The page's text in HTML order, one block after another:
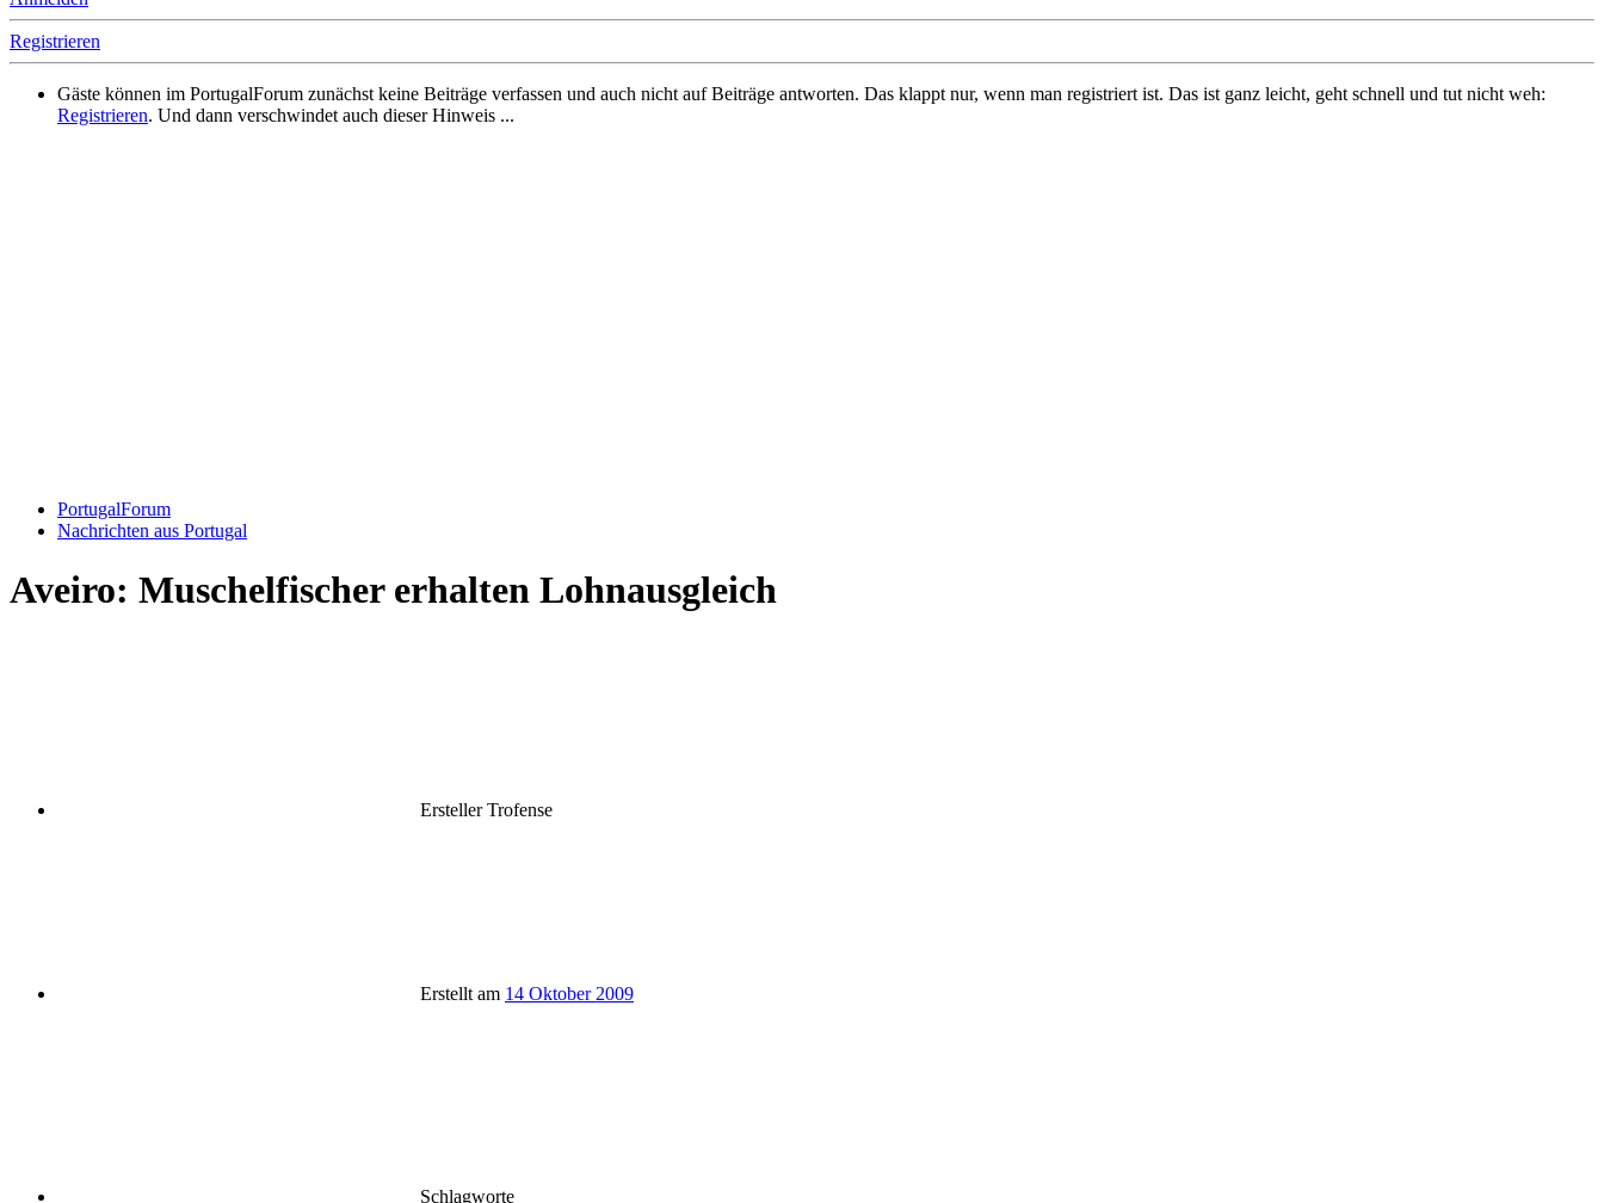
Registrieren
Gäste können im PortugalForum zunächst keine Beiträge verfassen und auch nicht auf Beiträge antworten. Das klappt nur, wenn man registriert ist. Das ist ganz leicht, geht schnell und tut nicht weh:
Registrieren. Und dann verschwindet auch dieser Hinweis ...
PortugalForum
Nachrichten aus Portugal
Aveiro: Muschelfischer erhalten Lohnausgleich
Ersteller Trofense
Erstellt am 14 Oktober 2009
Schlagworte